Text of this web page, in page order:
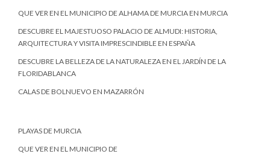
QUE VER EN EL MUNICIPIO DE ALHAMA DE MURCIA EN MURCIA
DESCUBRE EL MAJESTUOSO PALACIO DE ALMUDI: HISTORIA,
ARQUITECTURA Y VISITA IMPRESCINDIBLE EN ESPAÑA
DESCUBRE LA BELLEZA DE LA NATURALEZA EN EL JARDÍN DE LA
FLORIDABLANCA
CALAS DE BOLNUEVO EN MAZARRÓN
PLAYAS DE MURCIA
QUE VER EN EL MUNICIPIO DE